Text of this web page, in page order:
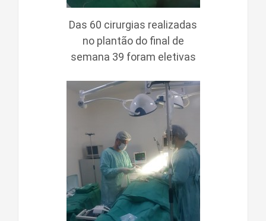
Das 60 cirurgias realizadas
no plantão do final de
semana 39 foram eletivas